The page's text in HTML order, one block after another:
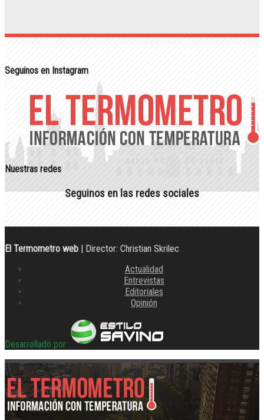
Seguinos en Instagram
Nuestras redes
Seguinos en las redes sociales
El Termometro web | Director: Christian Skrilec
Actualidad
Entrevistas
Editoriales
Opinión
Desarrollado por